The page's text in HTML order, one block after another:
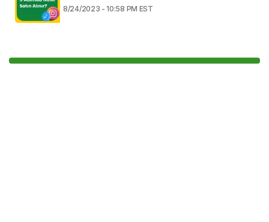
8/24/2023 - 10:58 PM EST